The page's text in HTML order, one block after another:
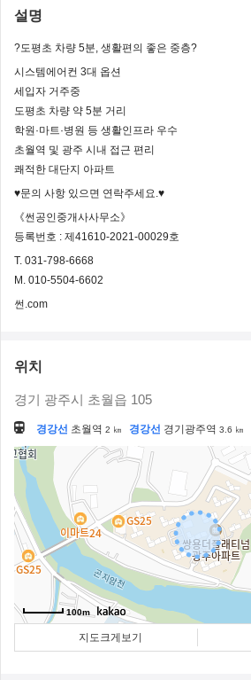
설명
?도평초 차량 5분, 생활편의 좋은 중층?
시스템에어컨 3대 옵션
세입자 거주중
도평초 차량 약 5분 거리
학원·마트·병원 등 생활인프라 우수
초월역 및 광주 시내 접근 편리
쾌적한 대단지 아파트
♥문의 사항 있으면 연락주세요.♥
《썬공인중개사사무소》
등록번호 : 제41610-2021-00029호
T. 031-798-6668
M. 010-5504-6602
썬.com
위치
경기 광주시 초월읍 105
경강선 초월역 2 ㎞ 경강선 경기광주역 3.6 ㎞
100m
지도크게보기